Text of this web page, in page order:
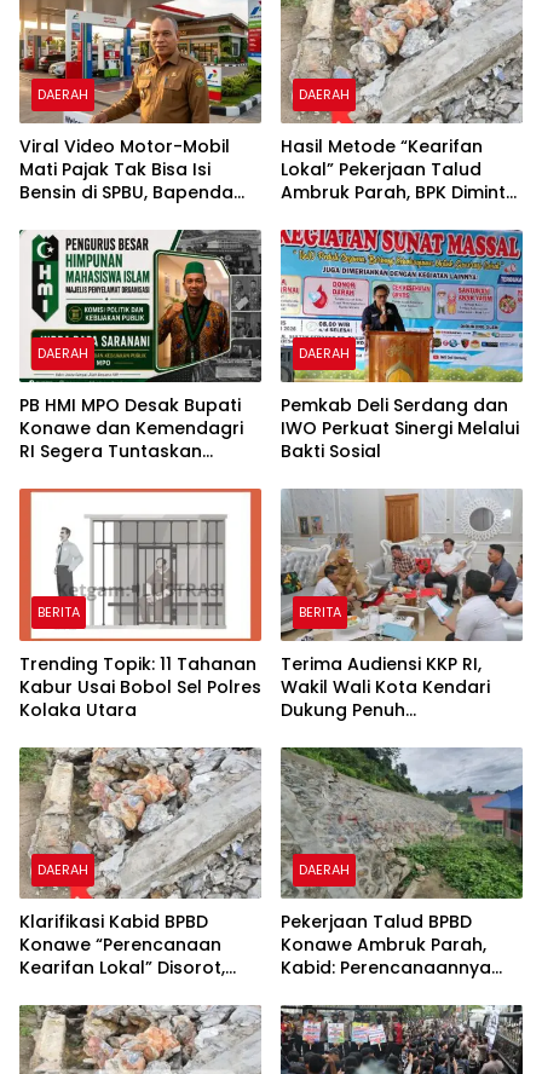
Lahan Pertanian
DAERAH
​Viral Video Motor-Mobil
Mati Pajak Tak Bisa Isi
Bensin di SPBU, Bapenda
DAERAH
Hasil Metode “Kearifan
Lokal” Pekerjaan Talud
Ambruk Parah, BPK Diminta
Menyeluruh BPBD Konawe
DAERAH
PB HMI MPO Desak Bupati
Konawe dan Kemendagri
RI Segera Tuntaskan
Pondidaha–Amonggedo
DAERAH
Pemkab Deli Serdang dan
IWO Perkuat Sinergi Melalui
Bakti Sosial
BERITA
Trending Topik: 11 Tahanan
Kabur Usai Bobol Sel Polres
Kolaka Utara
BERITA
Terima Audiensi KKP RI,
Wakil Wali Kota Kendari
Dukung Penuh
Pesisir di Tiga Kelurahan
DAERAH
Klarifikasi Kabid BPBD
Konawe “Perencanaan
Kearifan Lokal” Disorot,
Didesak Panggil dan
Periksa PPK Bersama
Kontraktor Pelaksana
DAERAH
Pekerjaan Talud BPBD
Konawe Ambruk Parah,
Kabid: Perencanaannya
“Kearifan Lokal”